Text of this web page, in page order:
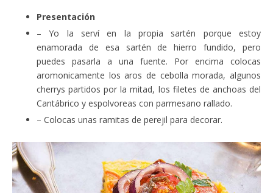
Presentación
– Yo la serví en la propia sartén porque estoy
enamorada de esa sartén de hierro fundido, pero
puedes pasarla a una fuente. Por encima colocas
aromonicamente los aros de cebolla morada, algunos
cherrys partidos por la mitad, los filetes de anchoas del
Cantábrico y espolvoreas con parmesano rallado.
– Colocas unas ramitas de perejil para decorar.